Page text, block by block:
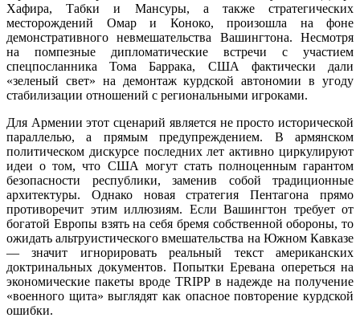
Хафира, Табки и Мансуры, а также стратегических
месторождений Омар и Коноко, произошла на фоне
демонстративного невмешательства Вашингтона. Несмотря
на помпезные дипломатические встречи с участием
спецпосланника Тома Баррака, США фактически дали
«зеленый свет» на демонтаж курдской автономии в угоду
стабилизации отношений с региональными игроками.
Для Армении этот сценарий является не просто исторической
параллелью, а прямым предупреждением. В армянском
политическом дискурсе последних лет активно циркулируют
идеи о том, что США могут стать полноценным гарантом
безопасности республики, заменив собой традиционные
архитектуры. Однако новая стратегия Пентагона прямо
противоречит этим иллюзиям. Если Вашингтон требует от
богатой Европы взять на себя бремя собственной обороны, то
ожидать альтруистического вмешательства на Южном Кавказе
— значит игнорировать реальный текст американских
доктринальных документов. Попытки Еревана опереться на
экономические пакеты вроде TRIPP в надежде на получение
«военного щита» выглядят как опасное повторение курдской
ошибки.